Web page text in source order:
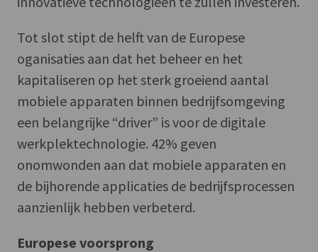
Tot slot stipt de helft van de Europese
oganisaties aan dat het beheer en het
kapitaliseren op het sterk groeiend aantal
mobiele apparaten binnen bedrijfsomgeving
een belangrijke “driver” is voor de digitale
werkplektechnologie. 42% geven
onomwonden aan dat mobiele apparaten en
de bijhorende applicaties de bedrijfsprocessen
aanzienlijk hebben verbeterd.
Europese voorsprong